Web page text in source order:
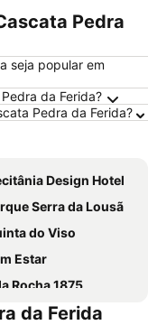
Pedra
seja popular em
da Ferida?
Pedra da Ferida?
Design Hotel
Serra da Lousã
do Viso
Estar
Rocha 1875
House
da Ferida